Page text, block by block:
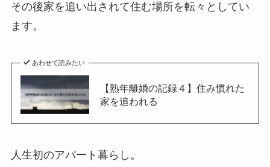
その後家を追い出されて住む場所を転々としてい
ます。
あわせて読みたい
【熟年離婚の記録４】住み慣れた
家を追われる
人生初のアパート暮らし。